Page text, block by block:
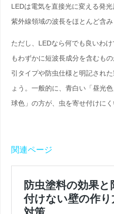
LEDは電気を直接光に変える発
紫外線領域の波長をほとんど含み
ただし、LEDなら何でも良いわ
もわずかに短波長成分を含むも
引タイプや防虫仕様と明記され
ょう。一般的に、青白い「昼光
球色」の方が、虫を寄せ付けにく
関連ページ